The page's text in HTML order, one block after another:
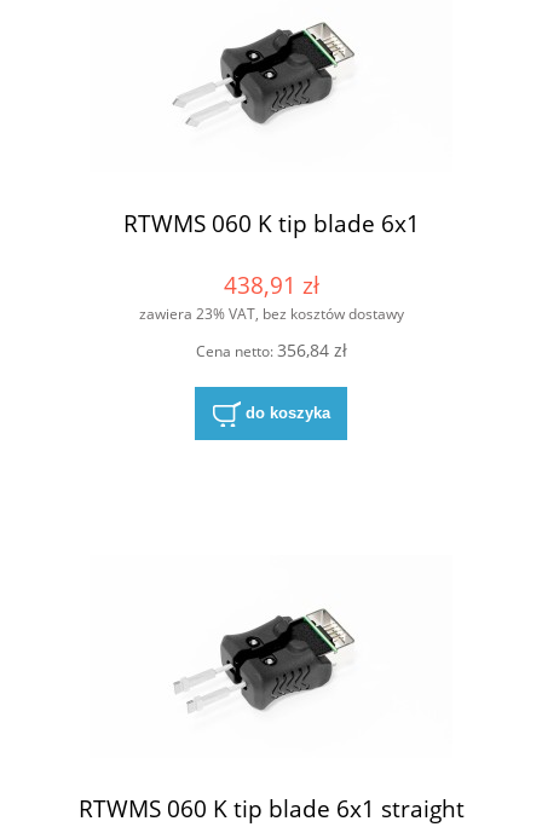
RTWMS 060 K tip blade 6x1
438,91 zł
zawiera 23% VAT, bez kosztów dostawy
Cena netto:356,84 zł
do koszyka
RTWMS 060 K tip blade 6x1 straight